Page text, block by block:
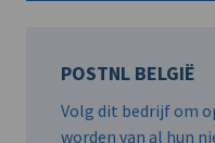
POSTNL BELGIË
Volg dit bedrijf om
worden van al hun